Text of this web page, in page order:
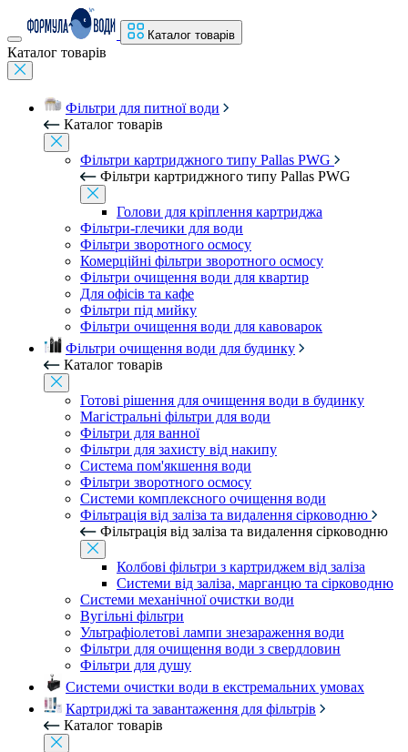
Каталог товарів
Каталог товарів
Фільтри для питної води
Каталог товарів
Фільтри картриджного типу Pallas PWG
Фільтри картриджного типу Pallas PWG
Голови для кріплення картриджа
Фільтри-глечики для води
Фільтри зворотного осмосу
Комерційні фільтри зворотного осмосу
Фільтри очищення води для квартир
Для офісів та кафе
Фільтри під мийку
Фільтри очищення води для кавоварок
Фільтри очищення води для будинку
Каталог товарів
Готові рішення для очищення води в будинку
Магістральні фільтри для води
Фільтри для ванної
Фільтри для захисту від накипу
Система пом'якшення води
Фільтри зворотного осмосу
Системи комплексного очищення води
Фільтрація від заліза та видалення сірководню
Фільтрація від заліза та видалення сірководню
Колбові фільтри з картриджем від заліза
Системи від заліза, марганцю та сірководню
Системи механічної очистки води
Вугільні фільтри
Ультрафіолетові лампи знезараження води
Фільтри для очищення води з свердловин
Фільтри для душу
Системи очистки води в екстремальних умовах
Картриджі та завантаження для фільтрів
Каталог товарів